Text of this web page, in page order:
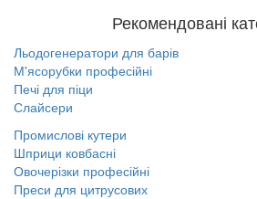
Рекомендовані
Льодогенератори для барів
М'ясорубки професійні
Печі для піци
Слайсери
Промислові кутери
Шприци ковбасні
Овочерізки професійні
Преси для цитрусових